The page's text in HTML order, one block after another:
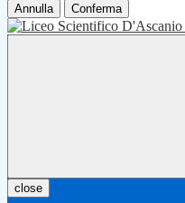
Annulla Conferma
close